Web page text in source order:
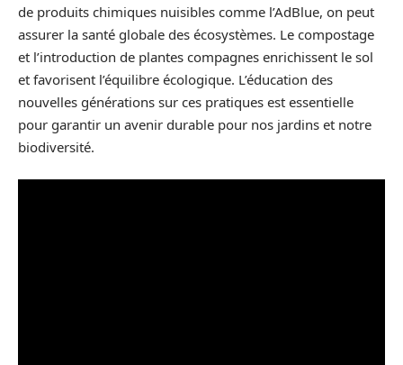
de produits chimiques nuisibles comme l’AdBlue, on peut
assurer la santé globale des écosystèmes. Le compostage
et l’introduction de plantes compagnes enrichissent le sol
et favorisent l’équilibre écologique. L’éducation des
nouvelles générations sur ces pratiques est essentielle
pour garantir un avenir durable pour nos jardins et notre
biodiversité.